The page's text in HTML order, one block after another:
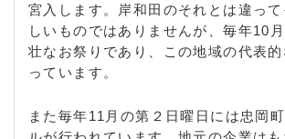
宮入します。岸和田のそれとは違っ
しいものではありませんが、毎年10
壮なお祭りであり、この地域の代表
っています。
また毎年11月の第２日曜日には忠岡